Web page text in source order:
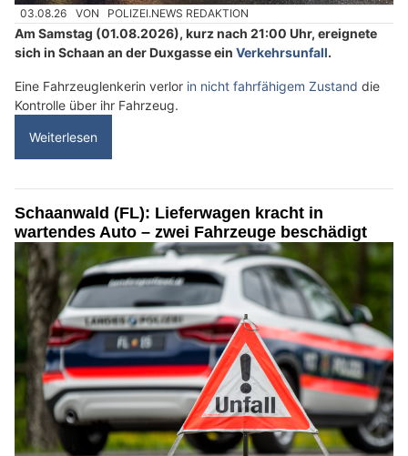
03.08.26 VON POLIZEI.NEWS REDAKTION
Am Samstag (01.08.2026), kurz nach 21:00 Uhr, ereignete
sich in Schaan an der Duxgasse ein Verkehrsunfall.
Eine Fahrzeuglenkerin verlor in nicht fahrfähigem Zustand die
Kontrolle über ihr Fahrzeug.
Weiterlesen
Schaanwald (FL): Lieferwagen kracht in
wartendes Auto – zwei Fahrzeuge beschädigt